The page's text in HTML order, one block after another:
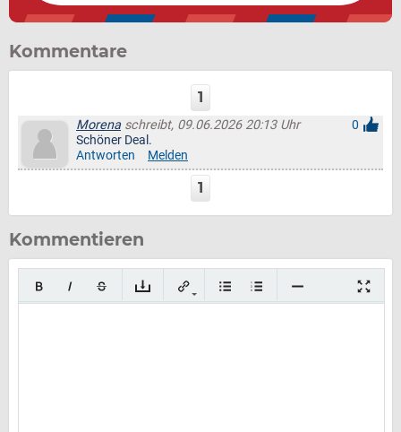
Kommentare
1
Morena schreibt, 09.06.2026 20:13 Uhr
0
Schöner Deal.
Antworten
Melden
1
Kommentieren